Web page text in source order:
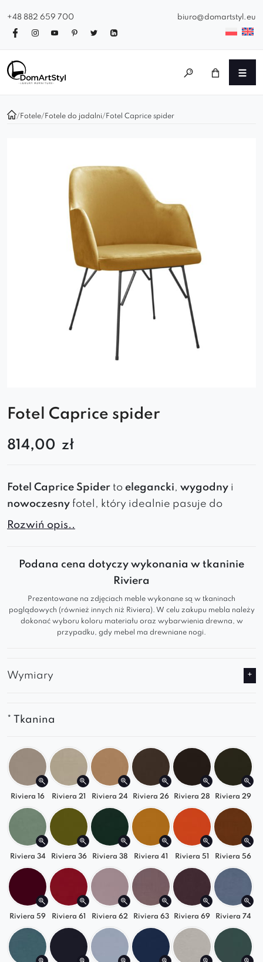
+48 882 659 700 biuro@domartstyl.eu
/ Fotele/ Fotele do jadalni/ Fotel Caprice spider
Fotel Caprice spider
814,00 zł
Fotel Caprice Spider to elegancki, wygodny i
nowoczesny fotel , który idealnie pasuje do
salonu, sypialni
materiałyzapewniająkomfortitrwałość na
Podstawa fotela jest wąska i prosta, co
nadaje mulekkośćielegancję.
Oparcie lekko pochylone do tyłu zapewnia
ergonomiczne podłokietniki zapewniają
pozostaje
Oferowany w różnorodnych wykończeniach
materiałów tapicerskich
, daje możliwość
dostosowania go do osobistych preferencji
estetycznych i użytkowych.
Metalowe, wzmacniane nogi dają
gwarancję
stabilności wytrzymałości
Meble z takimi nogami są doskonałym wyborem
mebli, które służyć będą w
jadalni kawiarni
lub
poczekalni
przez wiele lat.
Rozwiń opis..
Podana cena dotyczy wykonania w tkaninie
Riviera
Prezentowane na zdjęciach meble wykonane są w tkaninach
poglądowych (również innych niż Riviera). W celu zakupu mebla należy
dokonać wyboru koloru materiału oraz wybarwienia drewna, w
przypadku, gdy mebel ma drewniane nogi.
Wymiary
* Tkanina
Riviera 16 Riviera 21 Riviera 24 Riviera 26 Riviera 28 Riviera 29
Riviera 34 Riviera 36 Riviera 38 Riviera 41 Riviera 51 Riviera 56
Riviera 59 Riviera 61 Riviera 62 Riviera 63 Riviera 69 Riviera 74